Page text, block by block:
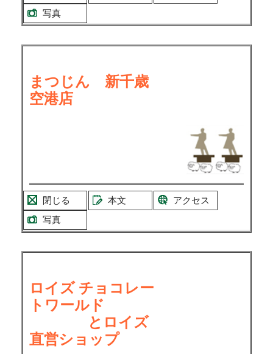
写真
まつじん 新千歳
空港店
閉じる 本文
アクセス
写真
ロイズ チョコレー
トワールド
とロイズ
直営ショップ